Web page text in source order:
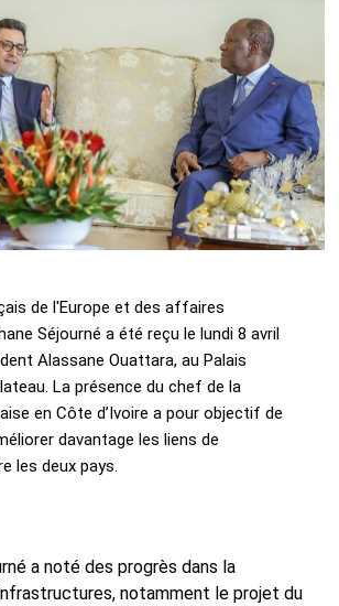
de l'Europe et des affaires
Séjourné a été reçu le lundi 8 avril
Alassane Ouattara, au Palais
La présence du chef de la
en Côte d’Ivoire a pour objectif de
davantage les liens de
les deux pays.
a noté des progrès dans la
notamment le projet du